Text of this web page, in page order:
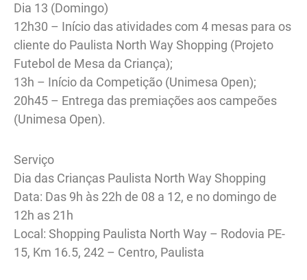
Dia 13 (Domingo)
12h30 – Início das atividades com 4 mesas para os
cliente do Paulista North Way Shopping (Projeto
Futebol de Mesa da Criança);
13h – Início da Competição (Unimesa Open);
20h45 – Entrega das premiações aos campeões
(Unimesa Open).
Serviço
Dia das Crianças Paulista North Way Shopping
Data: Das 9h às 22h de 08 a 12, e no domingo de
12h as 21h
Local: Shopping Paulista North Way – Rodovia PE-
15, Km 16.5, 242 – Centro, Paulista